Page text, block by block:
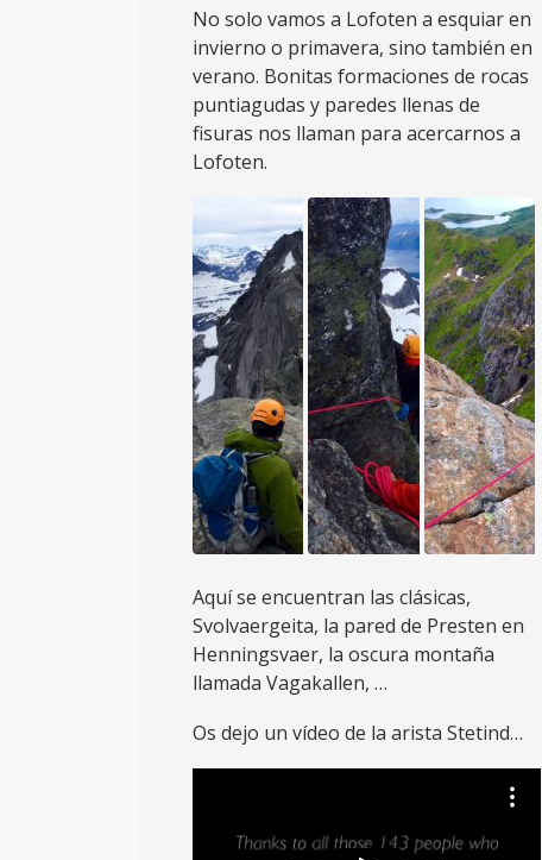
No solo vamos a Lofoten a esquiar en
invierno o primavera, sino también en
verano. Bonitas formaciones de rocas
puntiagudas y paredes llenas de
fisuras nos llaman para acercarnos a
Lofoten.
Aquí se encuentran las clásicas,
Svolvaergeita, la pared de Presten en
Henningsvaer, la oscura montaña
llamada Vagakallen, …
Os dejo un vídeo de la arista Stetind…